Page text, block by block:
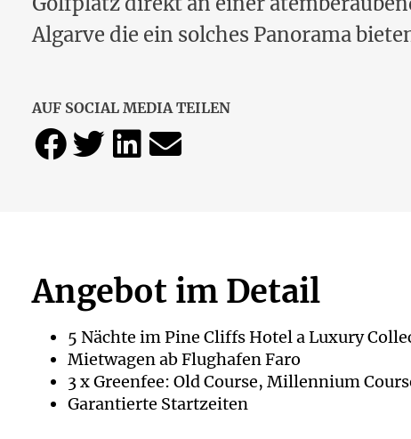
Algarve die ein solches Panorama
AUF SOCIAL MEDIA TEILEN
Angebot im Detail
5 Nächte im Pine Cliffs Hotel a Luxury
Mietwagen ab Flughafen Faro
3 x Greenfee: Old Course, Millennium
Garantierte Startzeiten